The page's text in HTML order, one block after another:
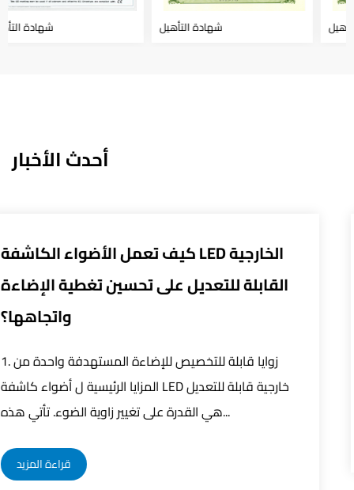
شهادة التأهيل شهادة التأهيل
أحدث الأخبار
لأنظمة التحكم الذكية تحسين
الذكي التحكم الدقيق في أضواء الشوارع LED من خلال دمج